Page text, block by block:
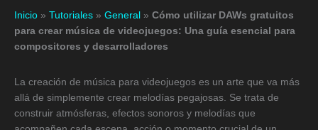
Inicio » Tutoriales » General » Cómo utilizar DAWs gratuitos
para crear música de videojuegos: Una guía esencial para
compositores y desarrolladores
La creación de música para videojuegos es un arte que va más
allá de simplemente crear melodías pegajosas. Se trata de
construir atmósferas, efectos sonoros y melodías que